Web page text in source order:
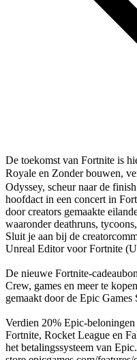
De toekomst van Fortnite is
Royale en Zonder bouwen,
Odyssey, scheur naar de
hoofdact in een concert in
door creators gemaakte
waaronder deathruns,
Sluit je aan bij de
Unreal Editor voor Fortnite
De nieuwe Fortnite-
Crew, games en meer te
gemaakt door de Epic Games
Verdien 20% Epic-
Fortnite, Rocket League en
het betalingssysteem van